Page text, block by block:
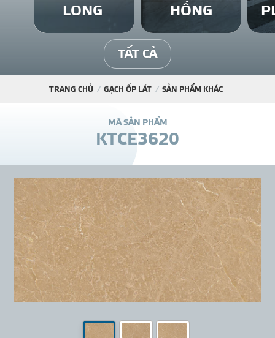
NGÓI LỢP
THƯ
TIN SỰ KIỆN
TIN CHUYÊN MÔN
LONG
HỒNG
TẤT CẢ
TRANG CHỦ GẠCH ỐP LÁT SẢN PHẨM KHÁC
MÃ SẢN PHẨM
KTCE3620